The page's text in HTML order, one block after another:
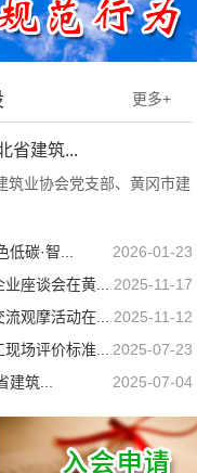
更多+
省建筑...
筑业协会党支部、黄冈市建
碳·智...
2026-01-23
座谈会在黄...
2025-11-17
观摩活动在...
2025-11-12
场评价标准...
2025-07-23
筑...
2025-07-04